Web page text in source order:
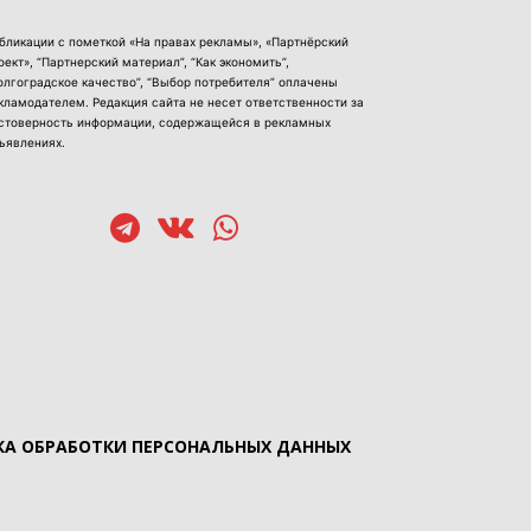
с пометкой «На правах рекламы», «Партнёрский
“Партнерский материал”, “Как экономить”,
качество”, “Выбор потребителя” оплачены
Редакция сайта не несет ответственности за
информации, содержащейся в рекламных
ОБРАБОТКИ ПЕРСОНАЛЬНЫХ ДАННЫХ